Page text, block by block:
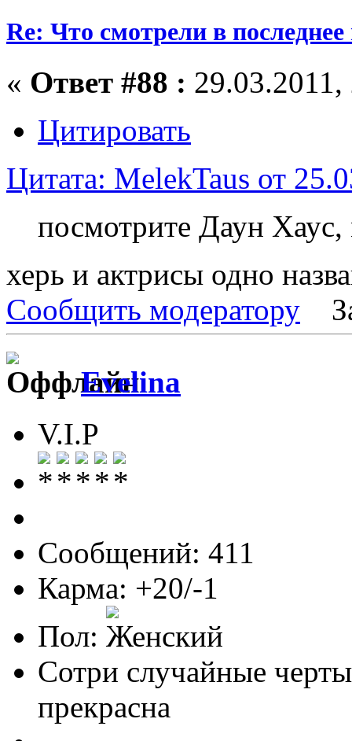
Re: Что смотрели в
« Ответ #88 :
Цитировать
Цитата: MelekTaus от
посмотрите Даун
херь и актрисы одно
Сообщить модератору
Evelina
V.I.P
Сообщений: 411
Карма: +20/-1
Пол:
Сотри случайные
прекрасна